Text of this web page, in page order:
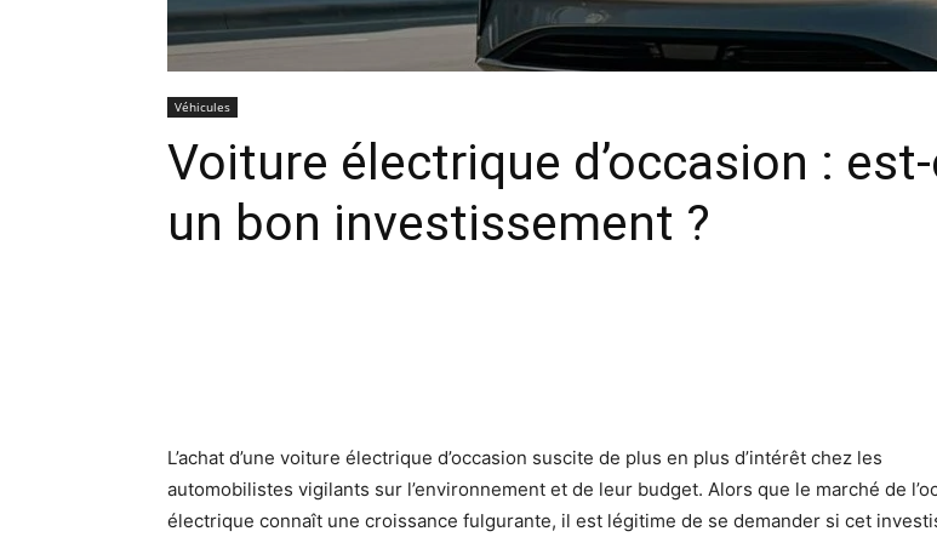
Véhicules
Voiture électrique d’occasion :
un bon investissement ?
L’achat d’une voiture électrique d’occasion suscite de plus en plus d’intérêt chez les
automobilistes vigilants sur l’environnement et de leur budget. Alors que le marché de
électrique connaît une croissance fulgurante, il est légitime de se demander si cet